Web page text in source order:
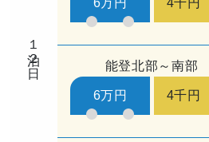
１泊２日
6万円 4千円
能登北部～南部
6万円 4千円